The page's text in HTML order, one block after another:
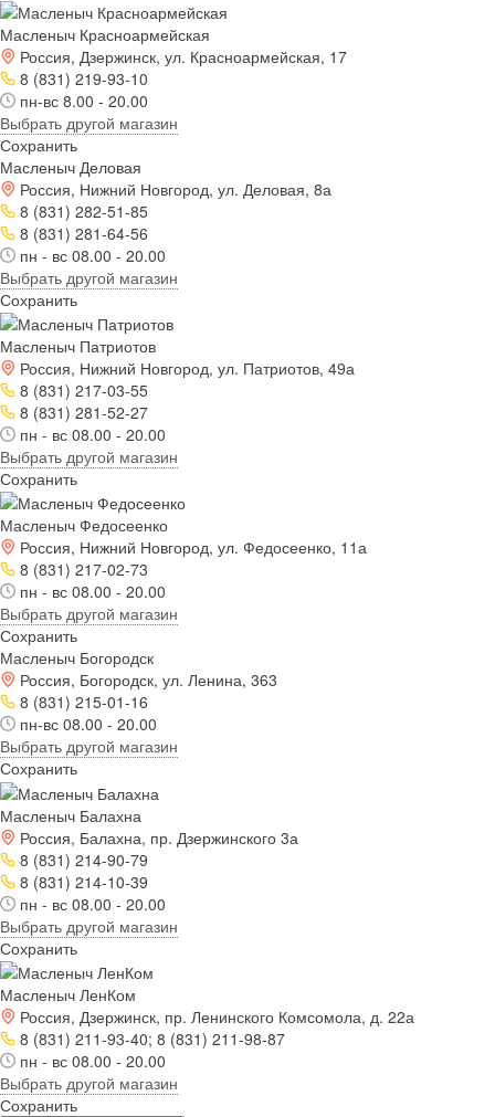
Масленыч Красноармейская
Россия, Дзержинск, ул. Красноармейская, 17
8 (831) 219-93-10
пн-вс 8.00 - 20.00
Выбрать другой магазин
Сохранить
Масленыч Деловая
Россия, Нижний Новгород, ул. Деловая, 8а
8 (831) 282-51-85
8 (831) 281-64-56
пн - вс 08.00 - 20.00
Выбрать другой магазин
Сохранить
Масленыч Патриотов
Россия, Нижний Новгород, ул. Патриотов, 49а
8 (831) 217-03-55
8 (831) 281-52-27
пн - вс 08.00 - 20.00
Выбрать другой магазин
Сохранить
Масленыч Федосеенко
Россия, Нижний Новгород, ул. Федосеенко, 11а
8 (831) 217-02-73
пн - вс 08.00 - 20.00
Выбрать другой магазин
Сохранить
Масленыч Богородск
Россия, Богородск, ул. Ленина, 363
8 (831) 215-01-16
пн-вс 08.00 - 20.00
Выбрать другой магазин
Сохранить
Масленыч Балахна
Россия, Балахна, пр. Дзержинского 3а
8 (831) 214-90-79
8 (831) 214-10-39
пн - вс 08.00 - 20.00
Выбрать другой магазин
Сохранить
Масленыч ЛенКом
Россия, Дзержинск, пр. Ленинского Комсомола, д. 22а
8 (831) 211-93-40; 8 (831) 211-98-87
пн - вс 08.00 - 20.00
Выбрать другой магазин
Сохранить